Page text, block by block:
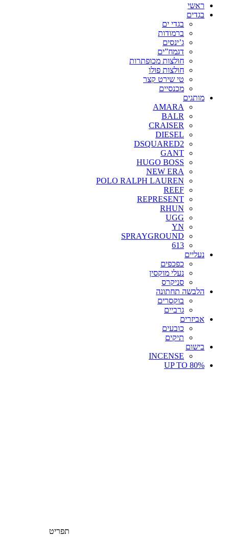
ראשי
בגדים
בגדי ים
ברמודות
ג’ינסים
דגמח”ים
חולצות מכופתרות
חולצות פולו
טי שירט קצר
מכנסיים
מותגים
AMARA
BALR
CRAISER
DIESEL
DSQUARED2
GANT
HUGO BOSS
NEW ERA
POLO RALPH LAUREN
REEF
REPRESENT
RHUN
UGG
YN
SPRAYGROUND
613
נעליים
כפכפים
נעלי מוקסין
סניקרס
הלבשה תחתונה
בוקסרים
גרביים
אביזרים
כובעים
תיקים
בישום
INCENSE
UP TO 80%
תפריט